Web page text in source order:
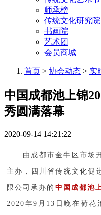
师承榜
传统文化研究院
书画院
艺术团
会员商城
首页 > 协会动态 > 实
中国成都池上锦
秀圆满落幕
2020-09-14 14:21:22
由成都市金牛区市场
主办，四川省传统文化促
限公司承办的 中国成都池
2020年9月13日晚在荷花